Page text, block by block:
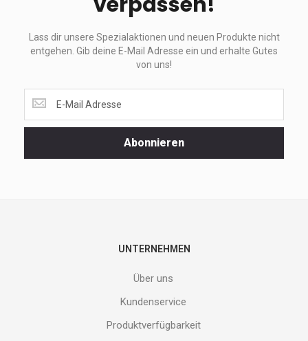
Lass dir unsere Spezialaktionen und neuen Produkte nicht
entgehen. Gib deine E-Mail Adresse ein und erhalte Gutes
von uns!
dir
unsere
Abonnieren
UNTERNEHMEN
Über uns
Kundenservice
Produktverfügbarkeit